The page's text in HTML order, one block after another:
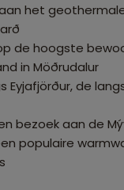
het
de hoogste
in Möðrudalur
Eyjafjörður, de
bezoek aan de
populaire